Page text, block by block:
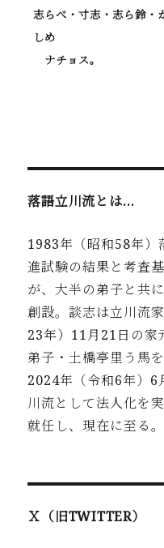
志らべ・寸志・志ら鈴・
しめ
ナチョス。
落語立川流とは…
1983年（昭和58年）
進試験の結果と考査
が、大半の弟子と共
創設。談志は立川流
23年）11月21日の家
弟子・土橋亭里う馬
2024年 （令和6年）
川流として法人化を
就任し、現在に至る。
Ｘ（旧TWITTER）